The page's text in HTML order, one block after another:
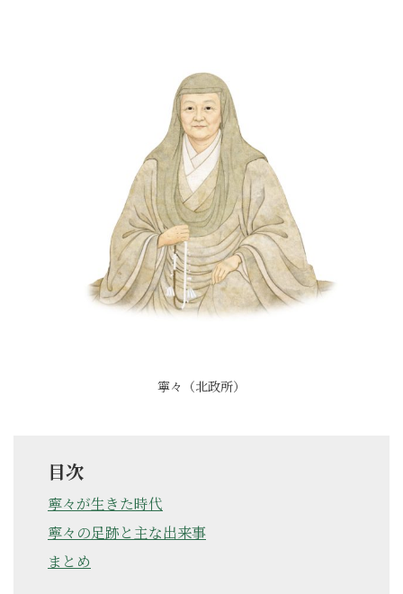
寧々（北政所）
目次
寧々が生きた時代
寧々の足跡と主な出来事
まとめ